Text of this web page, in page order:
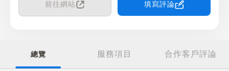
前往網站 填寫評論
總覽 服務項目 合作客戶評論